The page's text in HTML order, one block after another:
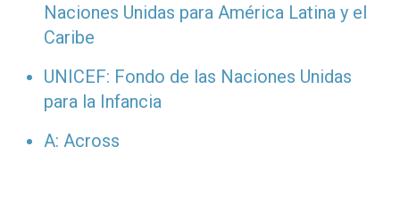
Naciones Unidas para América Latina y el
Caribe
UNICEF: Fondo de las Naciones Unidas
para la Infancia
A: Across